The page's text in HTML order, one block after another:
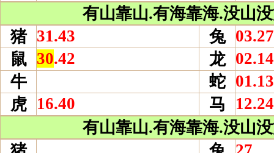
有山靠山.有海靠海.没山
猪 31.43 兔
鼠 30.42 龙
牛
蛇
虎
16.40 马
有山靠山.有海靠海.没山